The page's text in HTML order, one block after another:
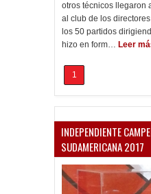
otros técnicos llegaron
al club de los
los 50 partidos
hizo en form… Leer
1
INDEPENDIENTE
SUDAMERICANA 2017